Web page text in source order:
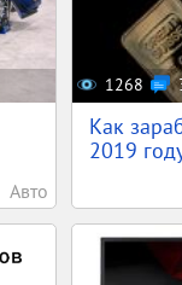
Авто
1268
Как
2019